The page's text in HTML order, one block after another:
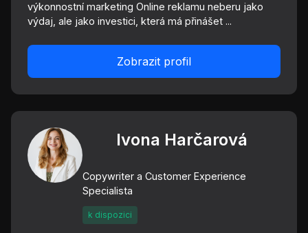
výkonnostní marketing Online reklamu neberu jako
výdaj, ale jako investici, která má přinášet ...
Zobrazit profil
Ivona Harčarová
Copywriter a Customer Experience
Specialista
k dispozici